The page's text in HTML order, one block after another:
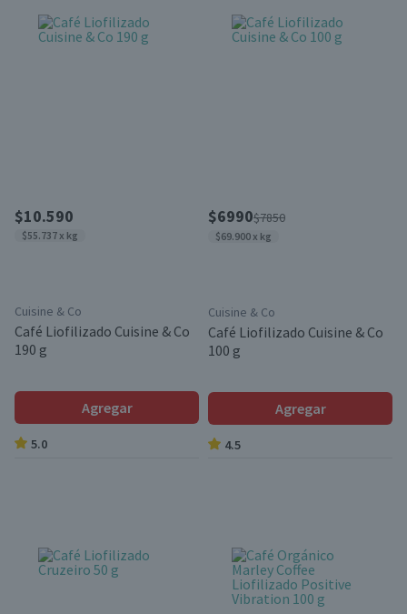
$10.590
$55.737 x kg
Cuisine & Co
Café Liofilizado Cuisine & Co
190 g
Agregar
5.0
$6990$7850
$69.900 x kg
Cuisine & Co
Café Liofilizado Cuisine & Co
100 g
Agregar
4.5